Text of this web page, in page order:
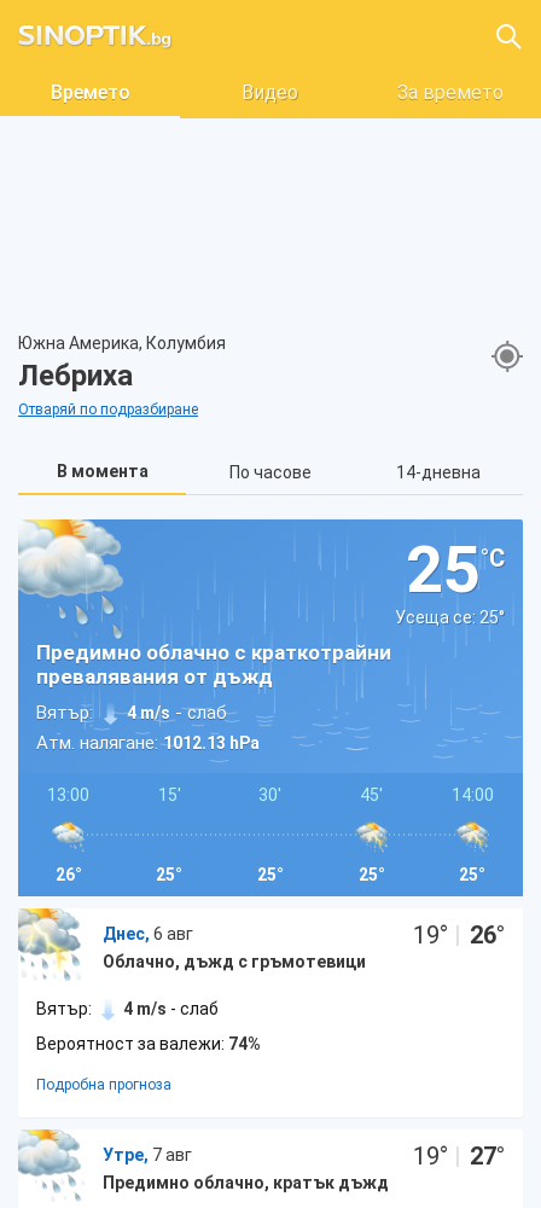
Времето Видео За времето
Южна Америка, Колумбия
Лебриха
Отваряй по подразбиране
В момента По часове 14-дневна
25°C
Усеща се: 25°
Предимно облачно с краткотрайни
превалявания от дъжд
Вятър: 4 m/s - слаб
Атм. налягане:1012.13 hPa
13:00
26°
15'
25°
30'
25°
45'
25°
14:00
25°
Днес, 6 авг
Облачно, дъжд с гръмотевици
19° | 26°
Вятър: 4 m/s - слаб
Вероятност за валежи: 74%
Подробна прогноза
Утре, 7 авг
Предимно облачно, кратък дъжд
19° | 27°